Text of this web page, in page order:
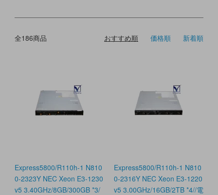
全186商品 おすすめ順 価格順 新着順
Express5800/R110h-1 N810
0-2323Y NEC Xeon E3-1230
v5 3.40GHz/8GB/300GB *3/
Express5800/R110h-1 N810
0-2316Y NEC Xeon E3-1220
v5 3.00GHz/16GB/2TB *4//電